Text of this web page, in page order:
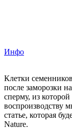
Инфо
Клетки
после заморозки
сперму, из
воспроизводству
статье, которая
Nature.